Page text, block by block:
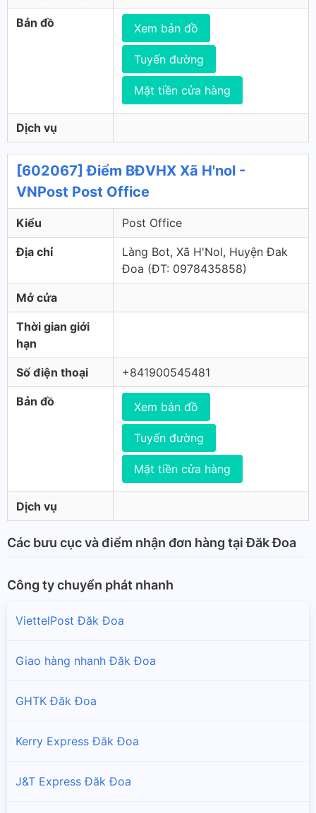
Bản đồ Xem bản đồ
Tuyến đường
Mặt tiền cửa hàng
Dịch vụ
[602067] Điểm BĐVHX Xã H'nol -
VNPost Post Office
Kiểu Post Office
Địa chỉ
Làng Bot, Xã H'Nol, Huyện Đak
Đoa (ÐT: 0978435858)
Mở cửa
Thời gian giới
hạn
Số điện thoại +841900545481
Bản đồ Xem bản đồ
Tuyến đường
Mặt tiền cửa hàng
Dịch vụ
Các bưu cục và điểm nhận đơn hàng tại Đăk Đoa
Công ty chuyển phát nhanh
ViettelPost Đăk Đoa
Giao hàng nhanh Đăk Đoa
GHTK Đăk Đoa
Kerry Express Đăk Đoa
J&T Express Đăk Đoa